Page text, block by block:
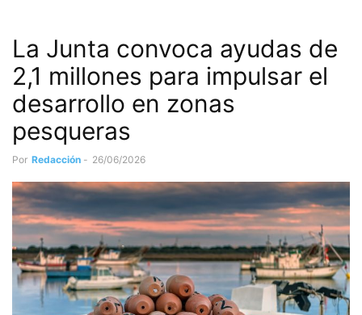
La Junta convoca ayudas de
2,1 millones para impulsar el
desarrollo en zonas
pesqueras
Por Redacción - 26/06/2026